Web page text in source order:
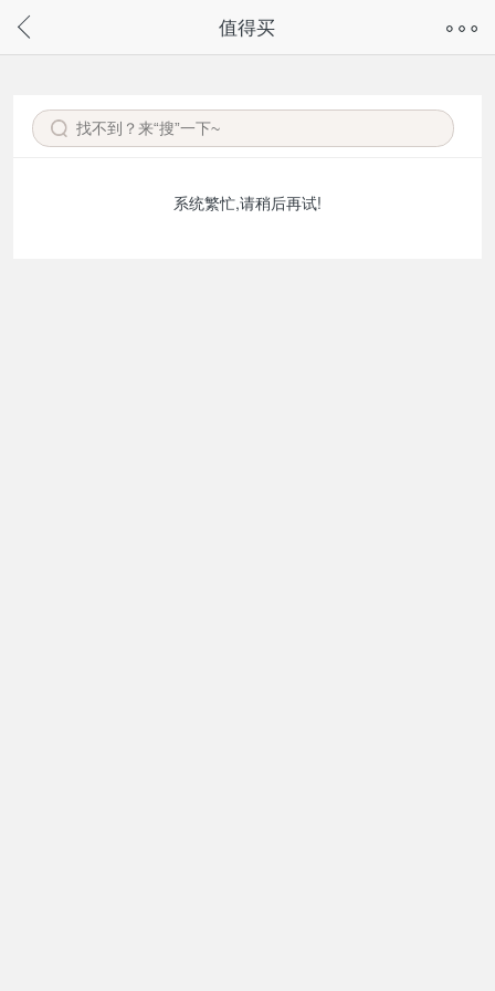
请通过微信或支付宝搜“奇兔客小程序”访问
值得买
系统繁忙,请稍后再试!